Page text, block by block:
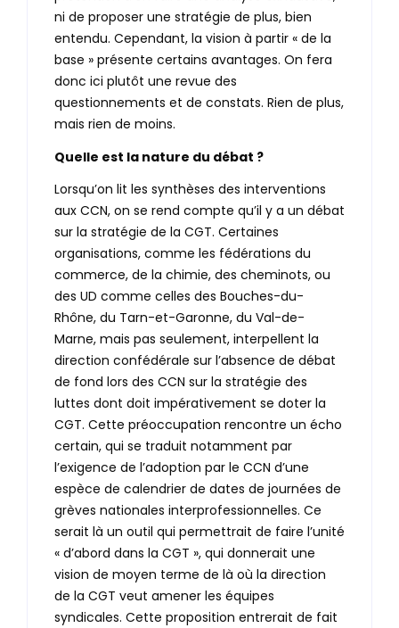
ni de proposer une stratégie de plus, bien
entendu. Cependant, la vision à partir « de la
base » présente certains avantages. On fera
donc ici plutôt une revue des
questionnements et de constats. Rien de plus,
mais rien de moins.
Quelle est la nature du débat ?
Lorsqu’on lit les synthèses des interventions
aux CCN, on se rend compte qu’il y a un débat
sur la stratégie de la CGT. Certaines
organisations, comme les fédérations du
commerce, de la chimie, des cheminots, ou
des UD comme celles des Bouches-du-
Rhône, du Tarn-et-Garonne, du Val-de-
Marne, mais pas seulement, interpellent la
direction confédérale sur l’absence de débat
de fond lors des CCN sur la stratégie des
luttes dont doit impérativement se doter la
CGT. Cette préoccupation rencontre un écho
certain, qui se traduit notamment par
l’exigence de l’adoption par le CCN d’une
espèce de calendrier de dates de journées de
grèves nationales interprofessionnelles. Ce
serait là un outil qui permettrait de faire l’unité
« d’abord dans la CGT », qui donnerait une
vision de moyen terme de là où la direction
de la CGT veut amener les équipes
syndicales. Cette proposition entrerait de fait